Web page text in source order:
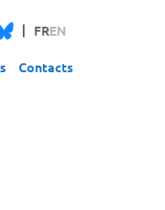
FREN
Contacts